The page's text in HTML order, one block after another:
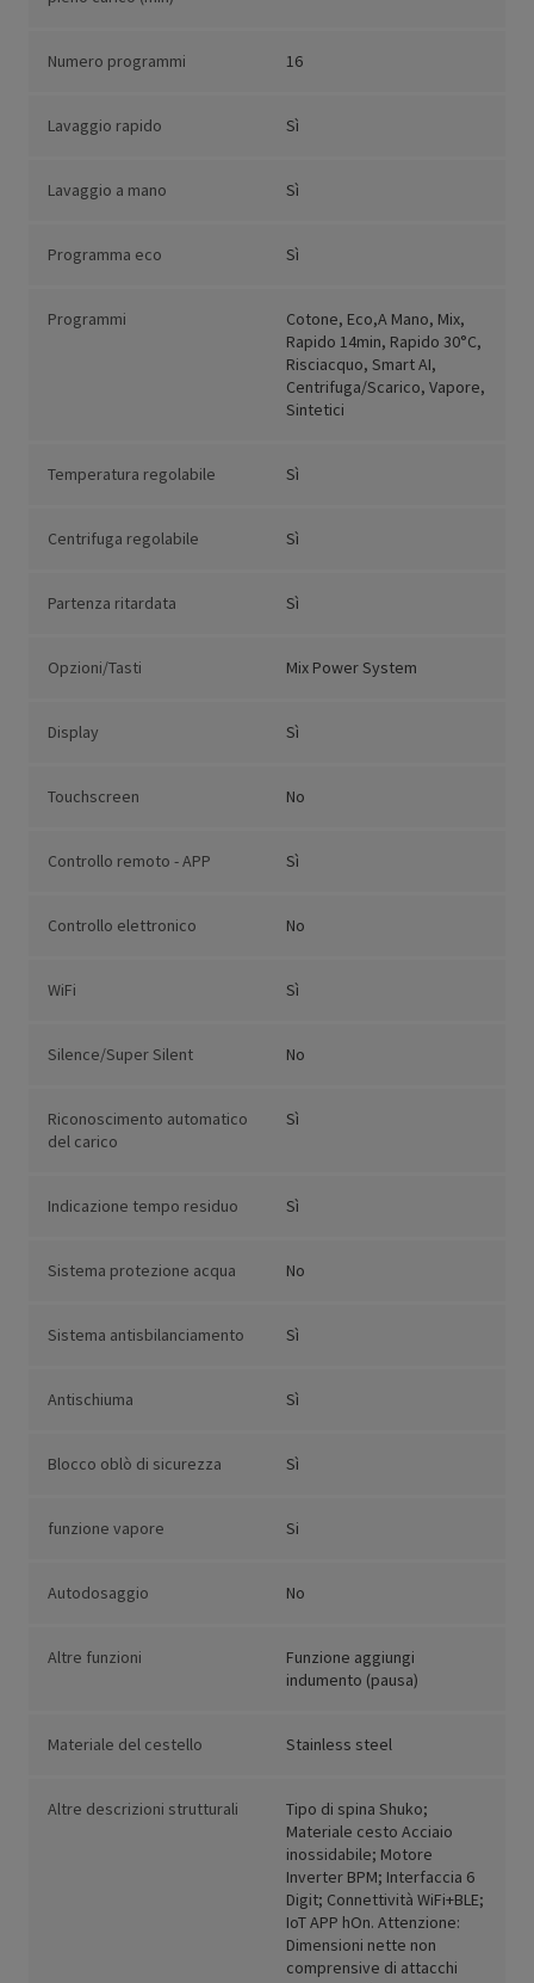
Numero programmi 16
Lavaggio rapido Sì
Lavaggio a mano Sì
Programma eco Sì
Programmi
Cotone, Eco,A Mano, Mix,
Rapido 14min, Rapido 30°C,
Risciacquo, Smart AI,
Centrifuga/Scarico, Vapore,
Sintetici
Temperatura regolabile Sì
Centrifuga regolabile Sì
Partenza ritardata Sì
Opzioni/Tasti Mix Power System
Display Sì
Touchscreen No
Controllo remoto - APP Sì
Controllo elettronico No
WiFi Sì
Silence/Super Silent No
Riconoscimento automatico
del carico
Sì
Indicazione tempo residuo Sì
Sistema protezione acqua No
Sistema antisbilanciamento Sì
Antischiuma Sì
Blocco oblò di sicurezza Sì
funzione vapore Si
Autodosaggio No
Altre funzioni
Funzione aggiungi
indumento (pausa)
Materiale del cestello Stainless steel
Altre descrizioni strutturali
Tipo di spina Shuko;
Materiale cesto Acciaio
inossidabile; Motore
Inverter BPM; Interfaccia 6
Digit; Connettività WiFi+BLE;
IoT APP hOn. Attenzione:
Dimensioni nette non
comprensive di attacchi